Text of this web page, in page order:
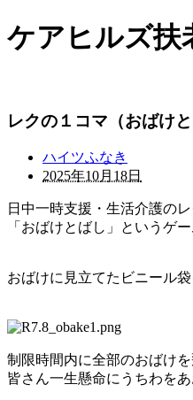
ケアヒルズ扶
レクの１コマ（おばけと
ハイツふなき
2025年10月18日
日中一時支援・生活介護の
「おばけとばし」というゲ
おばけに見立てたビニール
制限時間内に全部のおばけを
皆さん一生懸命にうちわを